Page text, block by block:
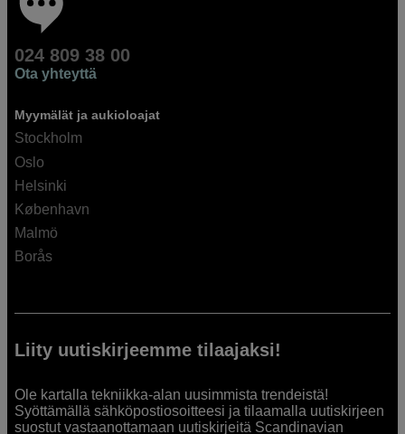
024 809 38 00
Ota yhteyttä
Myymälät ja aukioloajat
Stockholm
Oslo
Helsinki
København
Malmö
Borås
Liity uutiskirjeemme tilaajaksi!
Ole kartalla tekniikka-alan uusimmista trendeistä!
Syöttämällä sähköpostiosoitteesi ja tilaamalla uutiskirjeen
suostut vastaanottamaan uutiskirjeitä Scandinavian